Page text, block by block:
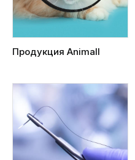
Продукция Animall